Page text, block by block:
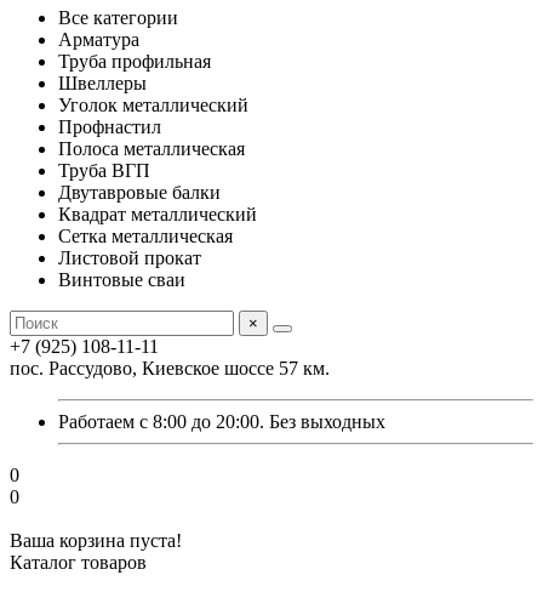
Все категории
Арматура
Труба профильная
Швеллеры
Уголок металлический
Профнастил
Полоса металлическая
Труба ВГП
Двутавровые балки
Квадрат металлический
Сетка металлическая
Листовой прокат
Винтовые сваи
×
+7 (925) 108-11-11
пос. Рассудово, Киевское шоссе 57 км.
Работаем с 8:00 до 20:00. Без выходных
0
0
Ваша корзина пуста!
Каталог товаров